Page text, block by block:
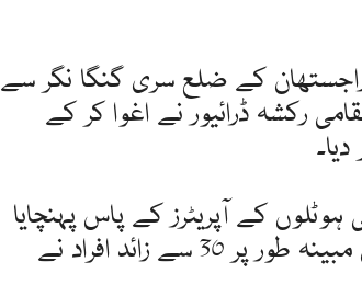
کے ضلع سری گنگا نگر سے
لڑکی کو مقامی رکشہ ڈرائیور نے اغوا کر کے
کے آپریٹرز کے پاس پہنچایا
گیا اور اغوا کے بعد 5 دن کے دوران مبینہ طور پر 30 سے زائد افراد نے